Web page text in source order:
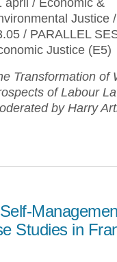
april / Economic &
Justice
/ PARALLEL
Justice (E5)
Transformation of
of Labour
by Harry
Studies in